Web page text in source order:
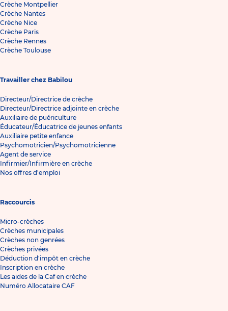
Crèche Montpellier
Crèche Nantes
Crèche Nice
Crèche Paris
Crèche Rennes
Crèche Toulouse
Travailler chez Babilou
Directeur/Directrice de crèche
Directeur/Directrice adjointe en crèche
Auxiliaire de puériculture
Éducateur/Éducatrice de jeunes enfants
Auxiliaire petite enfance
Psychomotricien/Psychomotricienne
Agent de service
Infirmier/Infirmière en crèche
Nos offres d'emploi
Raccourcis
Micro-crèches
Crèches municipales
Crèches non genrées
Crèches privées
Déduction d'impôt en crèche
Inscription en crèche
Les aides de la Caf en crèche
Numéro Allocataire CAF